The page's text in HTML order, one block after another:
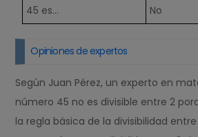
45 es…
No
Opiniones de expertos
Según Juan Pérez, un experto en
número 45 no es divisible entre 2
la regla básica de la divisibilidad